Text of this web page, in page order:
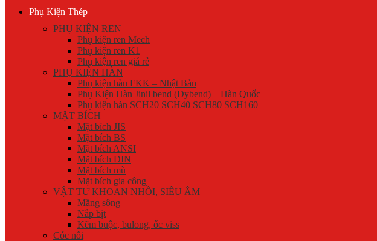
Phụ Kiện Thép
PHỤ KIỆN REN
Phụ kiện ren Mech
Phụ kiện ren K1
Phụ kiện ren giá rẻ
PHỤ KIỆN HÀN
Phụ kiện hàn FKK – Nhật Bản
Phụ Kiện Hàn Jinil bend (Dybend) – Hàn Quốc
Phụ kiện hàn SCH20 SCH40 SCH80 SCH160
MẶT BÍCH
Mặt bích JIS
Mặt bích BS
Mặt bích ANSI
Mặt bích DIN
Mặt bích mù
Mặt bích gia công
VẬT TƯ KHOAN NHỒI, SIÊU ÂM
Măng sông
Nắp bịt
Kẽm buộc, bulong, ốc viss
Cóc nối